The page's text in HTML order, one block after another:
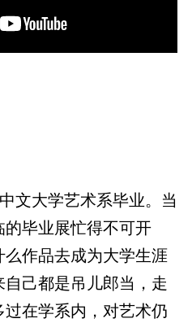
文大学艺术系毕业。当
毕业展忙得不可开
作品去成为大学生涯
己都是吊儿郎当，走
在学系内，对艺术仍